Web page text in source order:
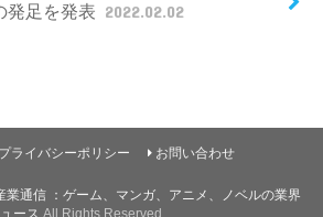
発足を発表 2022.02.02
プライバシーポリシー お問い合わせ
業通信 ：ゲーム、マンガ、アニメ、ノベルの業界
ース .All Rights Reserved.